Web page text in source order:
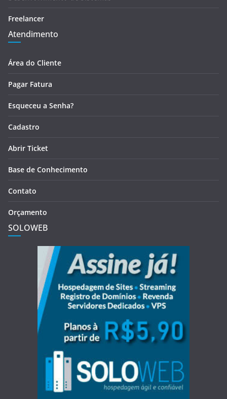
Freelancer
Atendimento
Área do Cliente
Pagar Fatura
Esqueceu a Senha?
Cadastro
Abrir Ticket
Base de Conhecimento
Contato
Orçamento
SOLOWEB